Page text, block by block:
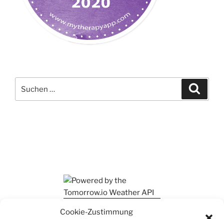
Cookie-Zustimmung
nach: